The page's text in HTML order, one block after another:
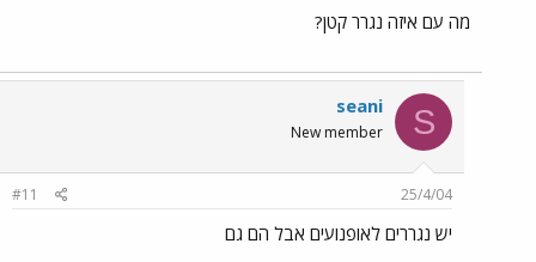
מה עם איזה נגרר קטן?
S
seani
New member
25/4/04
#11
יש נגררים לאופנועים אבל הם גם